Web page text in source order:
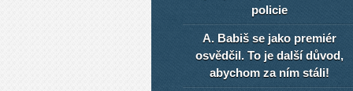
policie
A. Babiš se jako premiér
osvědčil. To je další důvod,
abychom za ním stáli!